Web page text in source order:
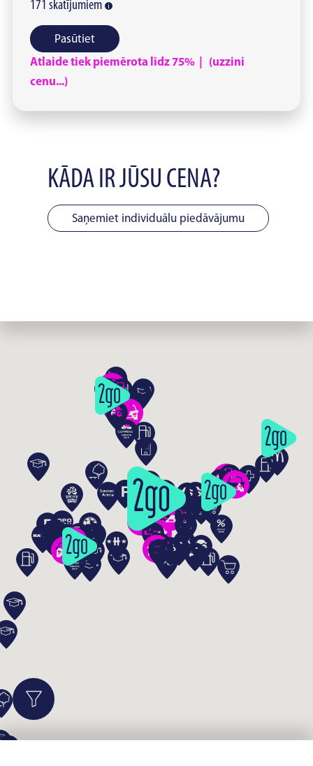
171 skatījumiem
Pasūtiet
Atlaide tiek piemērota līdz 75% | (uzzini
cenu...)
KĀDA IR JŪSU CENA?
Saņemiet individuālu piedāvājumu